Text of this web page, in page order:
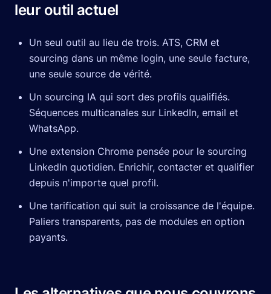
leur outil actuel
Un seul outil au lieu de trois. ATS, CRM et
sourcing dans un même login, une seule facture,
une seule source de vérité.
Un sourcing IA qui sort des profils qualifiés.
Séquences multicanales sur LinkedIn, email et
WhatsApp.
Une extension Chrome pensée pour le sourcing
LinkedIn quotidien. Enrichir, contacter et qualifier
depuis n'importe quel profil.
Une tarification qui suit la croissance de l'équipe.
Paliers transparents, pas de modules en option
payants.